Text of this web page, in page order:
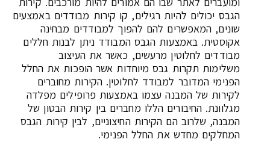
הגבס יכולים להיות רגילים, קו קירות מבודדים באמצעים
שונים, המאפשרים להם להפוך למבודדים מבחינה
אקוסטית. באמצעות הגבס המבודד ניתן לבנות חללים
מבודדים לחלוטין מרעשים, כאשר את העיצוב
משלימות תקרות גבס מיוחדות אשר הופכות את החלל
הפנימי המדובר למבודד לחלוטין. הקירות מחוברים
לקירות של המבנה עצמו באמצעות פרופילים מפלדה
מגלוונת. החיבורים הללו מחברים בין קירות הבטון של
המבנה, שלרוב הם הקירות החיצוניים, לבין קירות הגבס
המחלקים מחדש את החלל הפנימי.